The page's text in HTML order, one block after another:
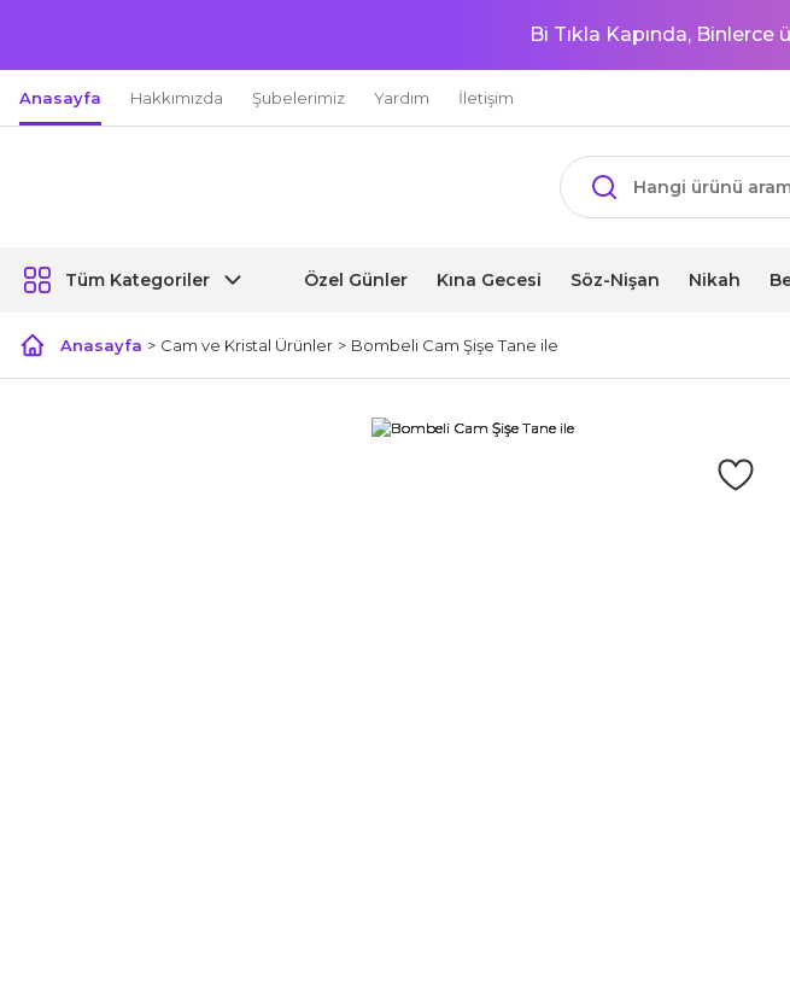
Bi Tıkla Kapında,
Anasayfa Hakkımızda Şubelerimiz Yardım İletişim
Tüm Kategoriler Özel Günler Kına Gecesi Söz-Nişan Nikah
Anasayfa Cam ve Kristal Ürünler Bombeli Cam Şişe Tane ile